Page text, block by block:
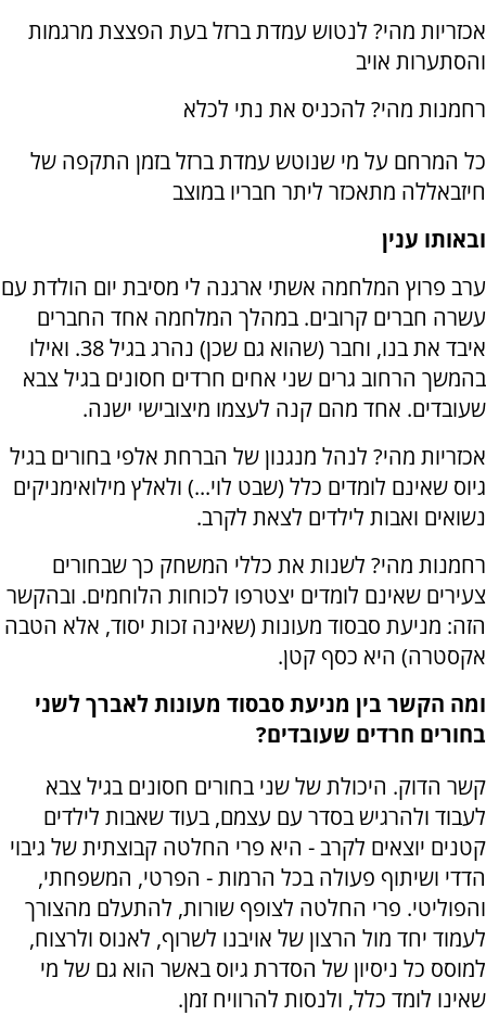
אכזריות מהי? לנטוש עמדת ברזל בעת הפצצת מרגמות
והסתערות אויב
רחמנות מהי? להכניס את נתי לכלא
כל המרחם על מי שנוטש עמדת ברזל בזמן התקפה של
חיזבאללה מתאכזר ליתר חבריו במוצב
ובאותו ענין
ערב פרוץ המלחמה אשתי ארגנה לי מסיבת יום הולדת עם
עשרה חברים קרובים. במהלך המלחמה אחד החברים
איבד את בנו, וחבר (שהוא גם שכן) נהרג בגיל 38. ואילו
בהמשך הרחוב גרים שני אחים חרדים חסונים בגיל צבא
שעובדים. אחד מהם קנה לעצמו מיצובישי ישנה.
אכזריות מהי? לנהל מנגנון של הברחת אלפי בחורים בגיל
גיוס שאינם לומדים כלל (שבט לוי...) ולאלץ מילואימניקים
נשואים ואבות לילדים לצאת לקרב.
רחמנות מהי? לשנות את כללי המשחק כך שבחורים
צעירים שאינם לומדים יצטרפו לכוחות הלוחמים. ובהקשר
הזה: מניעת סבסוד מעונות (שאינה זכות יסוד, אלא הטבה
אקסטרה) היא כסף קטן.
ומה הקשר בין מניעת סבסוד מעונות לאברך לשני
בחורים חרדים שעובדים?
קשר הדוק. היכולת של שני בחורים חסונים בגיל צבא
לעבוד ולהרגיש בסדר עם עצמם, בעוד שאבות לילדים
קטנים יוצאים לקרב - היא פרי החלטה קבוצתית של גיבוי
הדדי ושיתוף פעולה בכל הרמות - הפרטי, המשפחתי,
והפוליטי. פרי החלטה לצופף שורות, להתעלם מהצורך
לעמוד יחד מול הרצון של אויבנו לשרוף, לאנוס ולרצוח,
למוסס כל ניסיון של הסדרת גיוס באשר הוא גם של מי
שאינו לומד כלל, ולנסות להרוויח זמן.